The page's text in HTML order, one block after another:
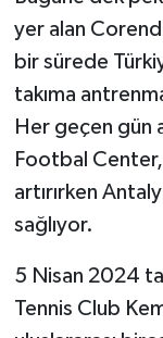
yer alan
bir sürede
takıma
Her geçen gün
Footbal
artırırken
sağlıyor.
5 Nisan 2024
Tennis Club